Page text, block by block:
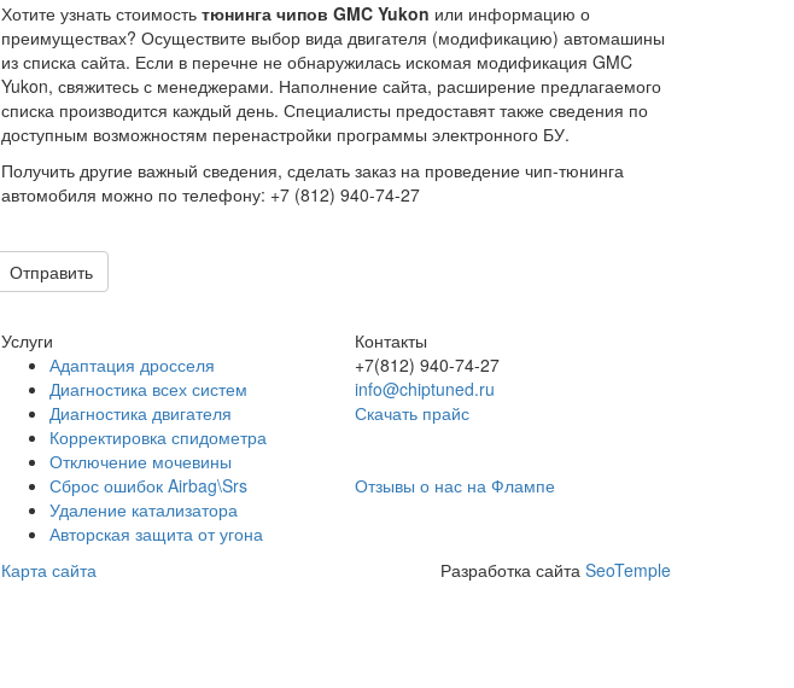
Хотите узнать стоимость тюнинга чипов GMC Yukon или информацию о
преимуществах? Осуществите выбор вида двигателя (модификацию) автомашины
из списка сайта. Если в перечне не обнаружилась искомая модификация GMC
Yukon, свяжитесь с менеджерами. Наполнение сайта, расширение предлагаемого
списка производится каждый день. Специалисты предоставят также сведения по
доступным возможностям перенастройки программы электронного БУ.
Получить другие важный сведения, сделать заказ на проведение чип-тюнинга
автомобиля можно по телефону: +7 (812) 940-74-27
Отправить
Услуги
Адаптация дросселя
Диагностика всех систем
Диагностика двигателя
Корректировка спидометра
Отключение мочевины
Сброс ошибок Airbag\Srs
Удаление катализатора
Авторская защита от угона
Контакты
+7(812) 940-74-27
info@chiptuned.ru
Скачать прайс
Отзывы о нас на Флампе
Карта сайта Разработка сайта SeoTemple